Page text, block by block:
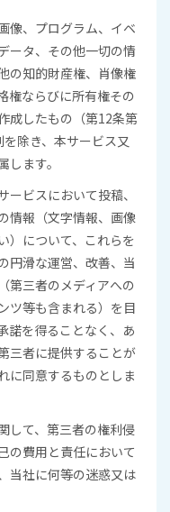
像、プログラム、イベ
ータ、その他一切の情
の知的財産権、肖像権
権ならびに所有権その
成したもの（第12条第
除き、本サービス又
ます。
ービスにおいて投稿、
情報（文字情報、画像
）について、これらを
円滑な運営、改善、当
第三者のメディアへの
ツ等も含まれる）を目
諾を得ることなく、あ
三者に提供することが
に同意するものとしま
して、第三者の権利侵
の費用と責任において
当社に何等の迷惑又は